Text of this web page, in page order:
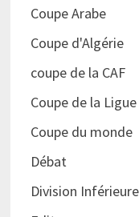
Coupe Arabe
Coupe d'Algérie
coupe de la CAF
Coupe de la Ligue
Coupe du monde
Débat
Division